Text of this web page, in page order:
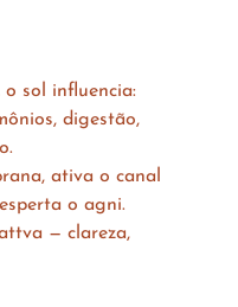
sol influencia:
digestão,
ativa o canal
o agni.
— clareza,